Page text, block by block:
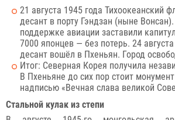
21 августа 1945 года Тихоокеанский
десант в порту Гэндзан (ныне
поддержке авиации заставили
7000 японцев — без потерь. 24
десант вошёл в Пхеньян. Город
Итог: Северная Корея получила
В Пхеньяне до сих пор стоит
надписью «Вечная слава великой
Стальной кулак из степи